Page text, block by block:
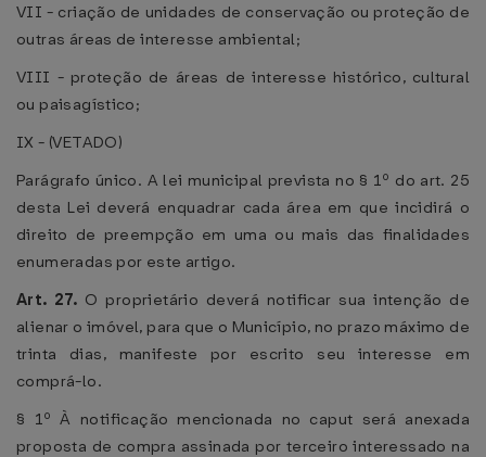
VII - criação de unidades de conservação ou proteção de
outras áreas de interesse ambiental;
VIII - proteção de áreas de interesse histórico, cultural
ou paisagístico;
IX - (VETADO)
Parágrafo único. A lei municipal prevista no § 1º do art. 25
desta Lei deverá enquadrar cada área em que incidirá o
direito de preempção em uma ou mais das finalidades
enumeradas por este artigo.
Art. 27. O proprietário deverá notificar sua intenção de
alienar o imóvel, para que o Município, no prazo máximo de
trinta dias, manifeste por escrito seu interesse em
comprá-lo.
§ 1º À notificação mencionada no caput será anexada
proposta de compra assinada por terceiro interessado na